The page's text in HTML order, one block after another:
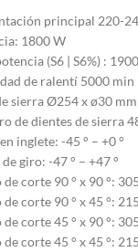
principal 220-
1800 W
(S6 | S6%) :
de ralentí 5000 min
sierra Ø254 x ø30 mm
de dientes de sierra
inglete: -45 ° – +0 °
de giro: -47 ° – +47 °
corte 90 ° x 90 °:
corte 90 ° x 45 °:
corte 45 ° x 90 °:
corte 45 ° x 45 °: